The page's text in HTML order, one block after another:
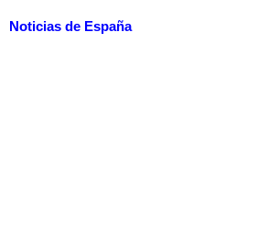
Noticias de España